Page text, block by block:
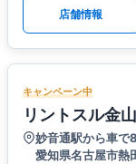
店舗情報
キャンペーン中
リントスル金
妙音通駅から車で
愛知県名古屋市熱